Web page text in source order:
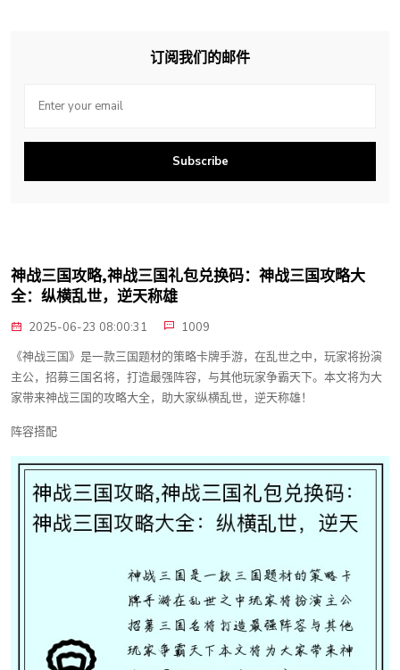
订阅我们的邮件
Subscribe
神战三国攻略,神战三国礼包兑换码：神战三国攻略大
全：纵横乱世，逆天称雄
2025-06-23 08:00:31
1009
《神战三国》是一款三国题材的策略卡牌手游，在乱世之中，玩家将扮演
主公，招募三国名将，打造最强阵容，与其他玩家争霸天下。本文将为大
家带来神战三国的攻略大全，助大家纵横乱世，逆天称雄！
阵容搭配